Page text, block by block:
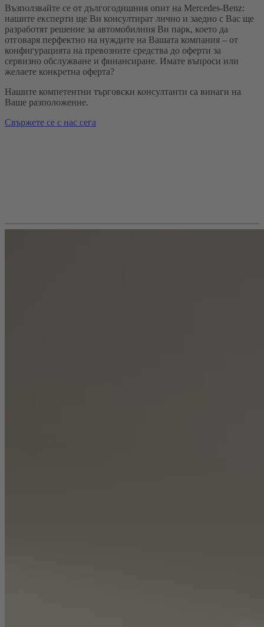
Възползвайте се от дългогодишния опит на Mercedes-Benz:
нашите експерти ще Ви консултират лично и заедно с Вас ще
разработят решение за автомобилния Ви парк, което да
отговаря перфектно на нуждите на Вашата компания – от
конфигурацията на превозните средства до оферти за
сервизно обслужване и финансиране. Имате въпроси или
желаете конкретна оферта?
Нашите компетентни търговски консултанти са винаги на
Ваше разположение.
Свържете се с нас сега